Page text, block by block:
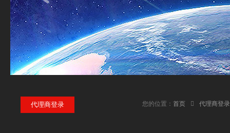
您的位置： 首页 代理商登录
代理商登录